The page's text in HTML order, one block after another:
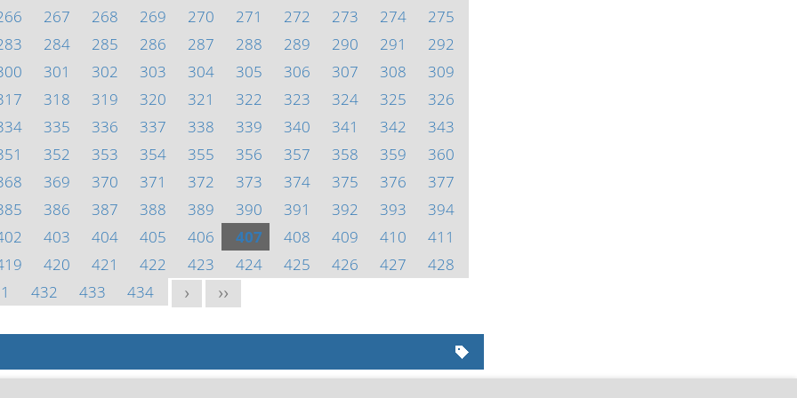
267 268 269 270 271 272 273 274
275
284 285 286 287 288 289 290 291
292
301 302 303 304 305 306 307 308
309
318 319 320 321 322 323 324 325
326
335 336 337 338 339 340 341 342
343
352 353 354 355 356 357 358 359
360
369 370 371 372 373 374 375 376
377
386 387 388 389 390 391 392 393
394
403 404 405 406 407 408 409 410
411
420 421 422 423 424 425 426 427
428
432 433 434 > >>